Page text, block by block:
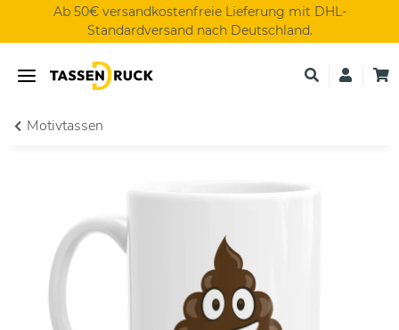
Ab 50€ versandkostenfreie Lieferung mit DHL-
Standardversand nach Deutschland.
Motivtassen